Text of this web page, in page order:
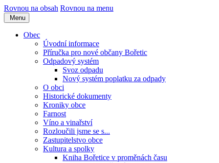
Rovnou na obsah Rovnou na menu
Menu
Obec
Úvodní informace
Příručka pro nové občany Bořetic
Odpadový systém
Svoz odpadu
Nový systém poplatku za odpady
O obci
Historické dokumenty
Kroniky obce
Farnost
Víno a vinařství
Rozloučili jsme se s...
Zastupitelstvo obce
Kultura a spolky
Kniha Bořetice v proměnách času